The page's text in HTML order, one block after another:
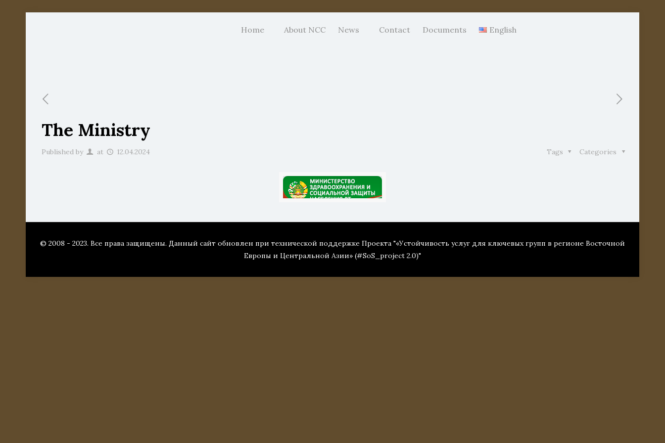
Home About NCC News Contact Documents English
The Ministry
Published by at 12.04.2024 Categories
Tags
© 2008 - 2023. Все права защищены. Данный сайт обновлен при технической поддержке Проекта "«Устойчивость услуг для ключевых групп в регионе Восточной
Европы и Центральной Азии» (#SoS_project 2.0)"